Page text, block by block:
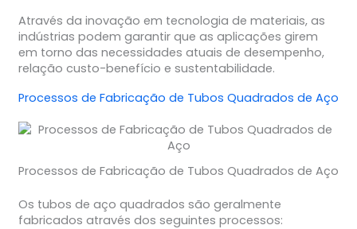
Através da inovação em tecnologia de materiais, as
indústrias podem garantir que as aplicações girem
em torno das necessidades atuais de desempenho,
relação custo-benefício e sustentabilidade.
Processos de Fabricação de Tubos Quadrados de Aço
Processos de Fabricação de Tubos Quadrados de Aço
Os tubos de aço quadrados são geralmente
fabricados através dos seguintes processos: